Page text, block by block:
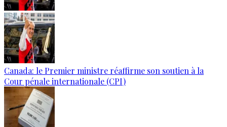
Canada: le Premier ministre réaffirme son soutien à la
Cour pénale internationale (CPI)